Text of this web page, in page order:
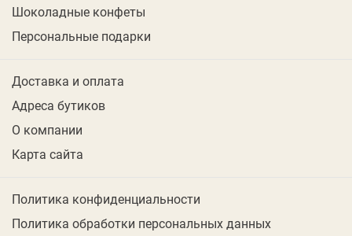
Шоколадные конфеты
Персональные подарки
Доставка и оплата
Адреса бутиков
О компании
Карта сайта
Политика конфиденциальности
Политика обработки персональных данных